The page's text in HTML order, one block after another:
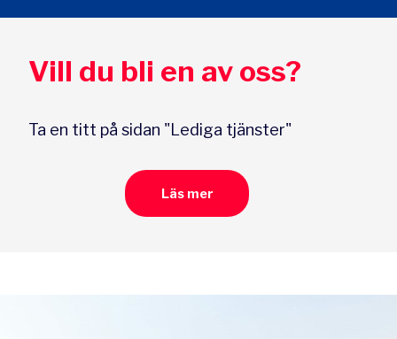
Vill du bli en av oss?
Ta en titt på sidan "Lediga tjänster"
Läs mer